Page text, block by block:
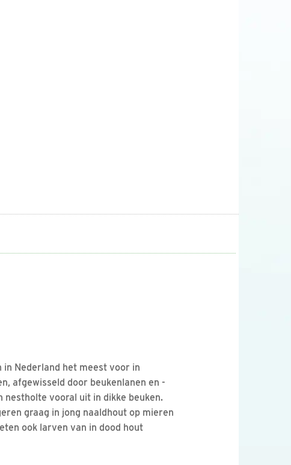
in Nederland het meest voor in
afgewisseld door beukenlanen en -
nestholte vooral uit in dikke beuken.
graag in jong naaldhout op mieren
ook larven van in dood hout